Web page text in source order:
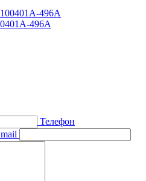
496A
Телефон